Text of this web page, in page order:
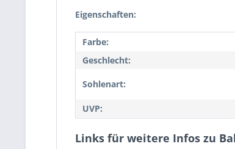
Eigenschaften:
Farbe:
Geschlecht:
Sohlenart:
UVP:
Links für weitere Infos zu